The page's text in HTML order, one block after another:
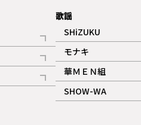
歌謡
SHiZUKU
記事
モナキ
記事
華ＭＥＮ組
記事
SHOW-WA
記事